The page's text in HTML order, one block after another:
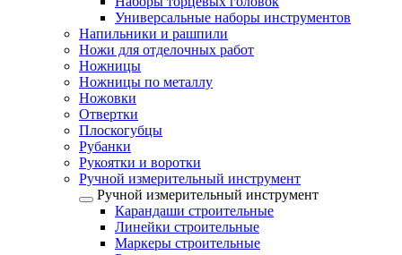
Универсальные наборы инструментов
Напильники и рашпили
Ножи для отделочных работ
Ножницы
Ножницы по металлу
Ножовки
Отвертки
Плоскогубцы
Рубанки
Рукоятки и воротки
Ручной измерительный инструмент
Ручной измерительный инструмент
Карандаши строительные
Линейки строительные
Маркеры строительные